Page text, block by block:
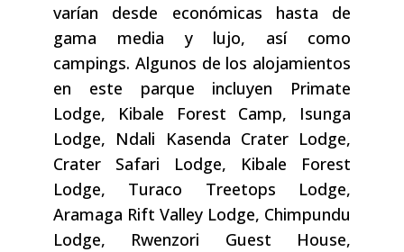
varían desde económicas hasta de
gama media y lujo, así como
campings. Algunos de los alojamientos
en este parque incluyen Primate
Lodge, Kibale Forest Camp, Isunga
Lodge, Ndali Kasenda Crater Lodge,
Crater Safari Lodge, Kibale Forest
Lodge, Turaco Treetops Lodge,
Aramaga Rift Valley Lodge, Chimpundu
Lodge, Rwenzori Guest House,